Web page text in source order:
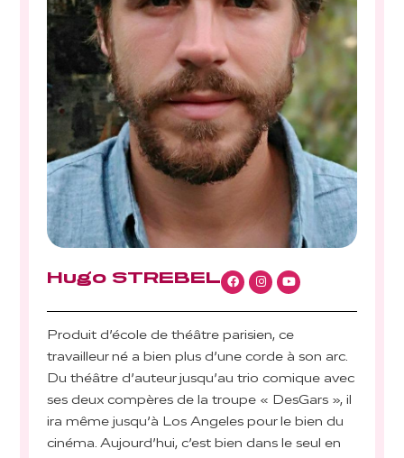
Hugo STREBEL
Produit d’école de théâtre parisien, ce
travailleur né a bien plus d’une corde à son arc.
Du théâtre d’auteur jusqu’au trio comique avec
ses deux compères de la troupe « DesGars », il
ira même jusqu’à Los Angeles pour le bien du
cinéma. Aujourd’hui, c’est bien dans le seul en